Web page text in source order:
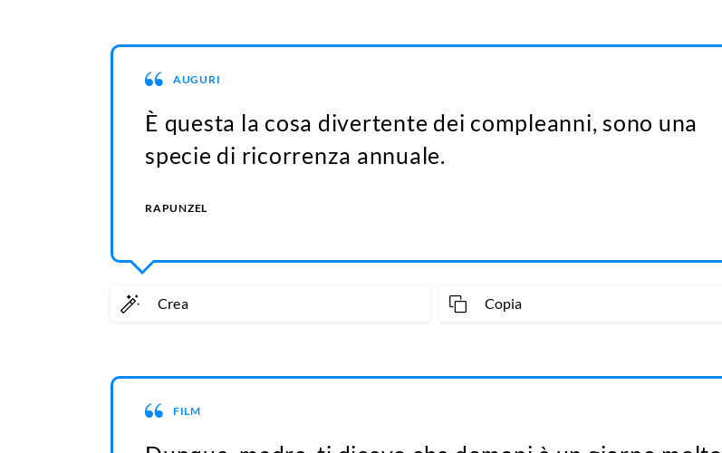
AUGURI
È questa la cosa divertente dei compleanni, sono una
specie di ricorrenza annuale.
RAPUNZEL
Crea Copia
FILM